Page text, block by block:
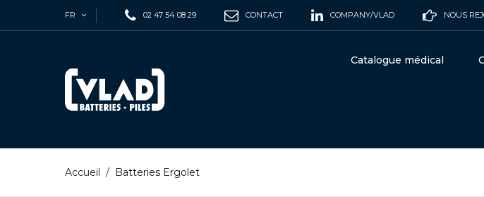
FR 02 47 54 08 29 CONTACT COMPANY/VLAD NOUS
Catalogue médical
Accueil / Batteries Ergolet